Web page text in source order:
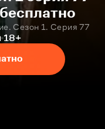
Сезон 1. Серия 77
18+